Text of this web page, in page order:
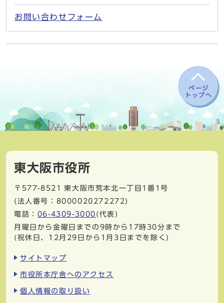
お問い合わせフォーム
ページ
トップへ
東大阪市役所
〒577-8521
東大阪市荒本北一丁目1番1号
(法人番号：8000020272272)
電話： 06-4309-3000 (代表)
月曜日から金曜日までの9時から17時30分まで
(祝休日、12月29日から1月3日までを除く)
サイトマップ
市役所本庁舎へのアクセス
個人情報の取り扱い